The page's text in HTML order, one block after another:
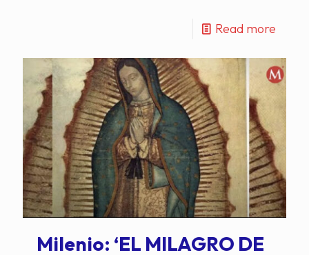
Read more
Milenio: ‘EL MILAGRO DE